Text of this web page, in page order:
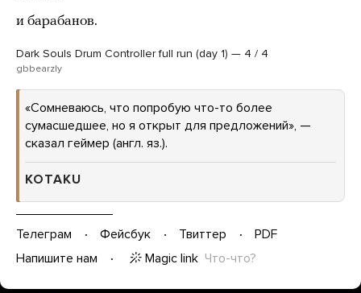
и барабанов.
Dark Souls Drum Controller full run (day 1) — 4 / 4
gbbearzly
«Сомневаюсь, что попробую что-то более
сумасшедшее, но я открыт для предложений», —
сказал геймер (англ. яз.).
KOTAKU
Телеграм Фейсбук Твиттер
PDF
Напишите нам
Magic link Что-что?